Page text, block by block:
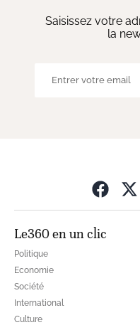
Saisissez votre
la
Le360 en un clic
Politique
Economie
Société
International
Culture